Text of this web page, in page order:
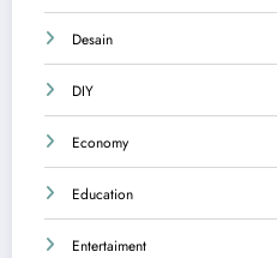
Desain
DIY
Economy
Education
Entertaiment